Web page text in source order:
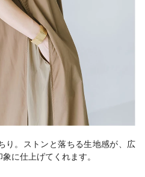
り。ストンと落ちる生地感が、広
に仕上げてくれます。